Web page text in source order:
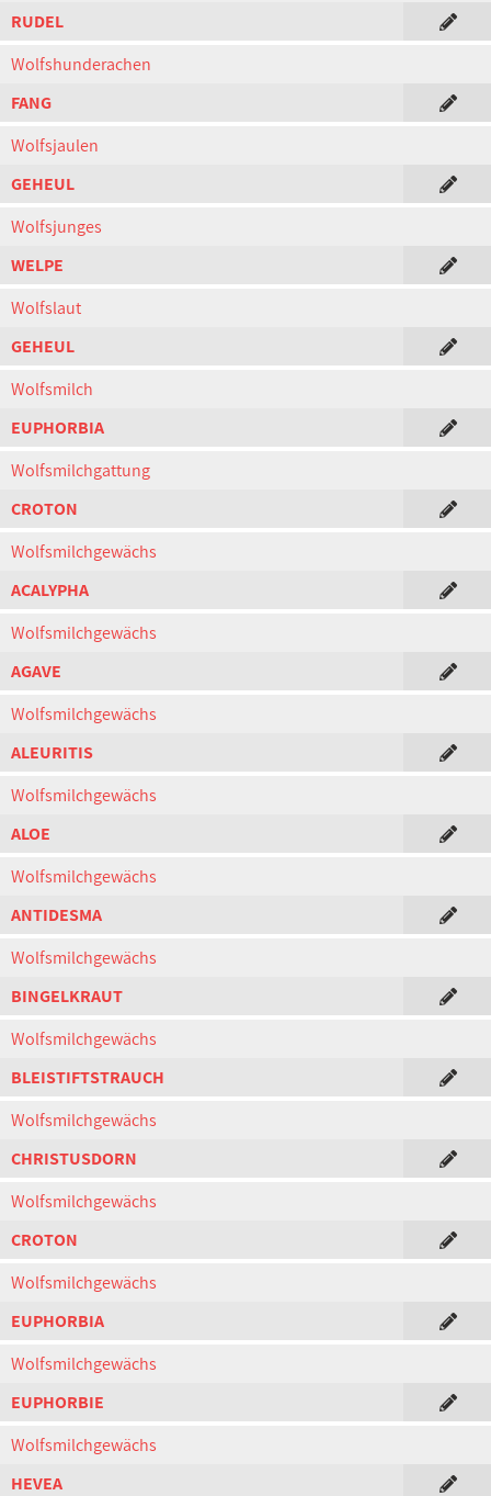
RUDEL
Wolfshunderachen
FANG
Wolfsjaulen
GEHEUL
Wolfsjunges
WELPE
Wolfslaut
GEHEUL
Wolfsmilch
EUPHORBIA
Wolfsmilchgattung
CROTON
Wolfsmilchgewächs
ACALYPHA
Wolfsmilchgewächs
AGAVE
Wolfsmilchgewächs
ALEURITIS
Wolfsmilchgewächs
ALOE
Wolfsmilchgewächs
ANTIDESMA
Wolfsmilchgewächs
BINGELKRAUT
Wolfsmilchgewächs
BLEISTIFTSTRAUCH
Wolfsmilchgewächs
CHRISTUSDORN
Wolfsmilchgewächs
CROTON
Wolfsmilchgewächs
EUPHORBIA
Wolfsmilchgewächs
EUPHORBIE
Wolfsmilchgewächs
HEVEA